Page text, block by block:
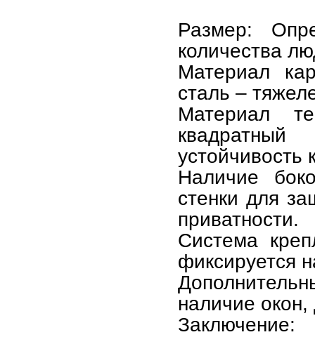
Размер:
количества
Материал
сталь –
Материал
устойчивость
Наличие
стенки для
приватности.
Система
фиксируется
наличие
Заключение: